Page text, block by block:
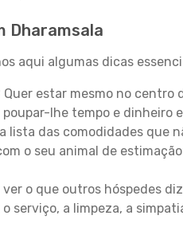
Dharamsala
aqui algumas dicas
estar mesmo no
lhe tempo e dinheiro
lista das comodidades que
o seu animal de
o que outros hóspedes
serviço, a limpeza, a